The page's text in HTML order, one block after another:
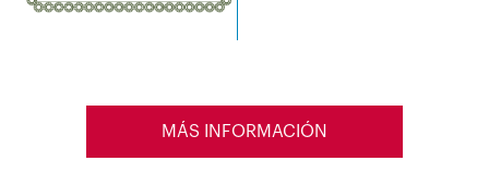
MÁS INFORMACIÓN